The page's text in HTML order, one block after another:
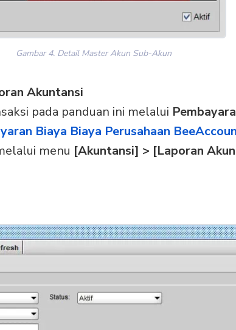
Gambar 4. Detail Master Akun Sub-Akun
Akuntansi
pada panduan ini melalui
Biaya Biaya Perusahaan
menu [Akuntansi] > [Laporan